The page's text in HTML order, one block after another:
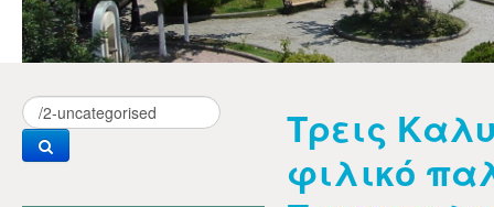
Τρεις
φιλικό